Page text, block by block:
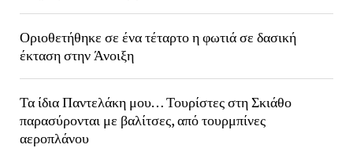
Οριοθετήθηκε σε ένα τέταρτο η φωτιά σε δασική
έκταση στην Άνοιξη
Τα ίδια Παντελάκη μου… Τουρίστες στη Σκιάθο
παρασύρονται με βαλίτσες, από τουρμπίνες
αεροπλάνου